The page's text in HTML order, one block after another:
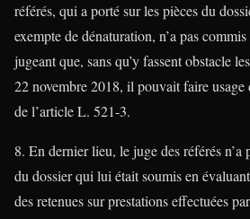
référés, qui a porté sur les pièces du
exempte de dénaturation, n’a pas
jugeant que, sans qu’y fassent obstacle
22 novembre 2018, il pouvait faire usage
de l’article L. 521-3.
8. En dernier lieu, le juge des référés n’a
du dossier qui lui était soumis en
des retenues sur prestations effectuées